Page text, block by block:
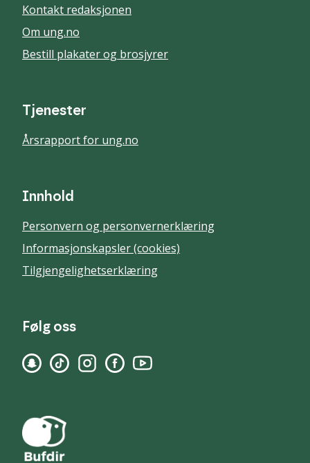
Kontakt redaksjonen
Om ung.no
Bestill plakater og brosjyrer
Tjenester
Årsrapport for ung.no
Innhold
Personvern og personvernerklæring
Informasjonskapsler (cookies)
Tilgjengelighetserklæring
Følg oss